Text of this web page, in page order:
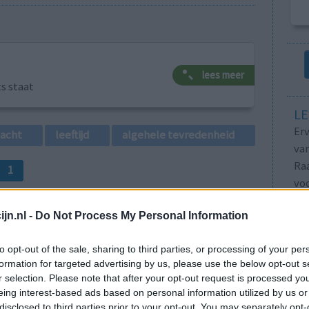
- Do Not Process My Personal Information
opt-out of the sale, sharing to third parties, or processing of your
for targeted advertising by us, please use the below opt-out
selection. Please note that after your opt-out request is processed
interest-based ads based on personal information utilized by us
staat
lees meer
leeftijd algehele tevredenheid
1
Effectiviteit
naar